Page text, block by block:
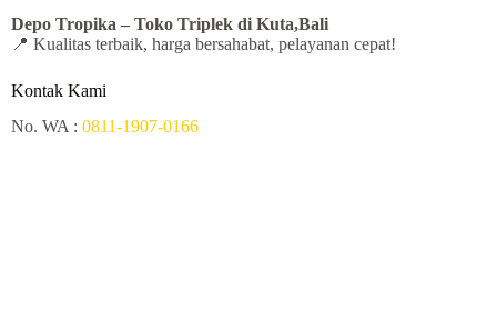
Depo Tropika – Toko Triplek di Kuta,Bali
📍 Kualitas terbaik, harga bersahabat, pelayanan cepat!
Kontak Kami
No. WA : 0811-1907-0166